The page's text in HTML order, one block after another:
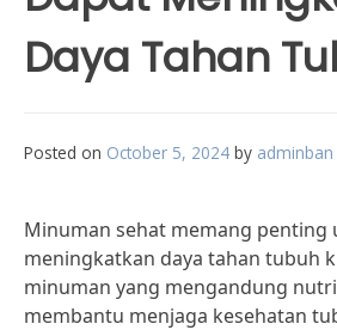
Daya Tahan
Posted on October 5, 2024 by adminban
Minuman sehat memang penting
meningkatkan daya tahan tubuh
minuman yang mengandung
membantu menjaga kesehatan